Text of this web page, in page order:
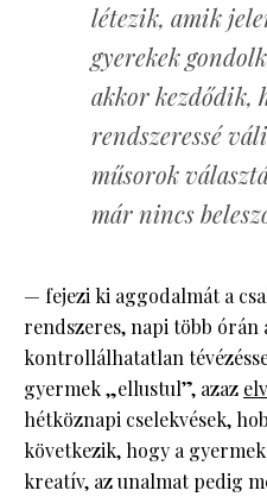
létezik, amik
gyerekek
akkor kezdődik,
rendszeressé
műsorok
már nincs
— fejezi ki aggodalmát a
rendszeres, napi több órán
kontrollálhatatlan
gyermek „ellustul”, azaz
hétköznapi cselekvések,
következik, hogy a
kreatív, az unalmat pedig